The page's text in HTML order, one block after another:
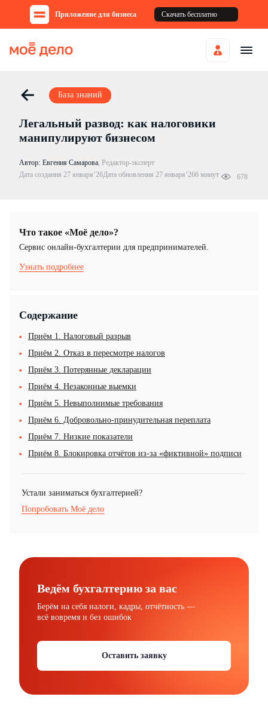
Приложение для бизнеса Скачать бесплатно
База знаний
Легальный развод: как налоговики
манипулируют бизнесом
Автор: Евгения Самарова, Редактор-эксперт
Дата создания 27 января’26Дата обновления 27 января’266 минут 678
Что такое «Моё дело»?
Cервис онлайн-бухгалтерии для предпринимателей.
Узнать подробнее
Содержание
Приём 1. Налоговый разрыв
Приём 2. Отказ в пересмотре налогов
Приём 3. Потерянные декларации
Приём 4. Незаконные выемки
Приём 5. Невыполнимые требования
Приём 6. Добровольно-принудительная переплата
Приём 7. Низкие показатели
Приём 8. Блокировка отчётов из-за «фиктивной» подписи
Устали заниматься бухгалтерией?
Попробовать Моё дело
Ведём бухгалтерию за вас
Берём на себя налоги, кадры, отчётность —
всё вовремя и без ошибок
Оставить заявку